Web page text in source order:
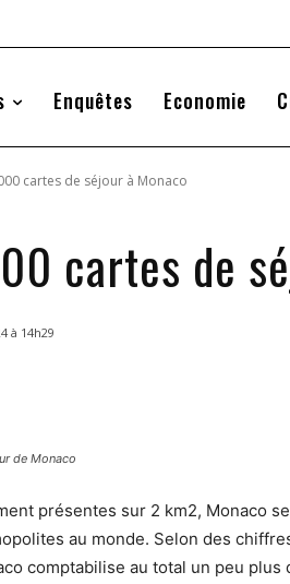
Enquêtes Economie
cartes de séjour à Monaco
cartes de
à 14h29
de Monaco
présentes sur 2 km2, Monaco
au monde. Selon des
comptabilise au total un peu plus